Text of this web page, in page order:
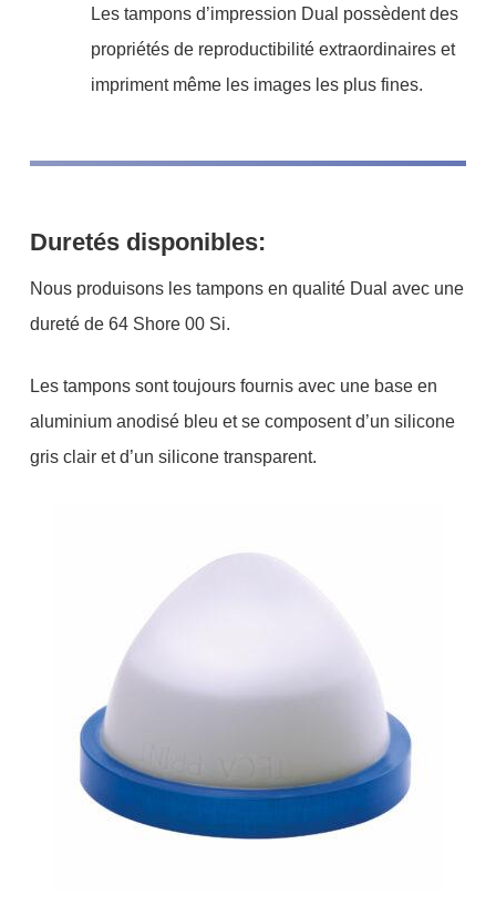
Les tampons d’impression Dual possèdent des
propriétés de reproductibilité extraordinaires et
impriment même les images les plus fines.
Duretés disponibles:
Nous produisons les tampons en qualité Dual avec une
dureté de 64 Shore 00 Si.
Les tampons sont toujours fournis avec une base en
aluminium anodisé bleu et se composent d’un silicone
gris clair et d’un silicone transparent.